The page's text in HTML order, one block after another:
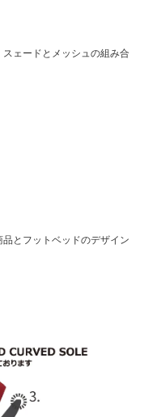
ェードとメッシュの組み合
とフットベッドのデザイン